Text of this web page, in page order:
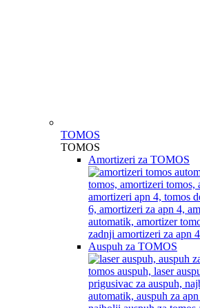
TOMOS
TOMOS
Amortizeri za TOMOS
Auspuh za TOMOS